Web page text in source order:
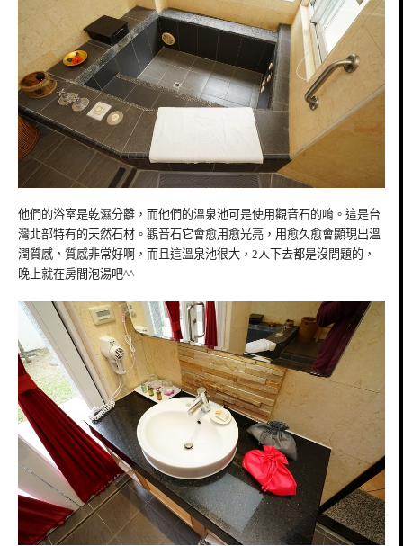
他們的浴室是乾濕分離，而他們的溫泉池可是使用觀音石的唷。這是台
灣北部特有的天然石材。觀音石它會愈用愈光亮，用愈久愈會顯現出溫
潤質感，質感非常好啊，而且這溫泉池很大，2人下去都是沒問題的，
晚上就在房間泡湯吧^^